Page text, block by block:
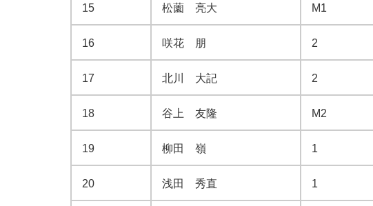
15 松薗 亮大 M1
16 咲花 朋 2
17 北川 大記 2
18 谷上 友隆 M2
19 柳田 嶺 1
20 浅田 秀直 1